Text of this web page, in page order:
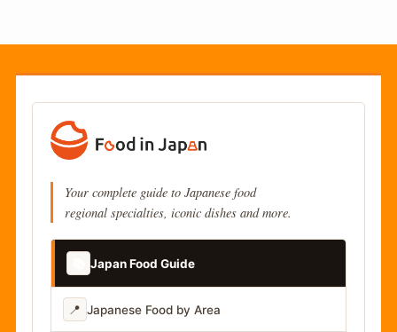
Your complete guide to Japanese food
regional specialties, iconic dishes and more.
Japan Food Guide
📍 Japanese Food by Area